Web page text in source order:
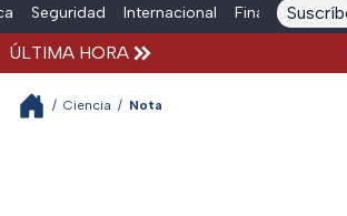
Seguridad Internacional Finanzas adn
ÚLTIMA HORA
/ Ciencia / Nota